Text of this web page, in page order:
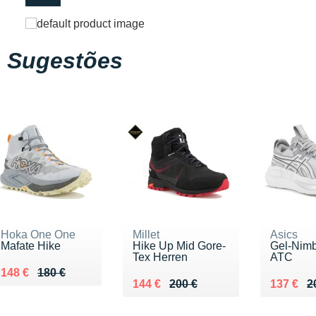
Sugestões
Hoka One One
Mafate Hike
180 €
Au lieu de 180 €
148 €
Vendu 148 €
Millet
Hike Up Mid Gore-
Tex Herren
200 €
Au lieu de 200 €
144 €
Vendu 144 €
Asics
Gel-
ATC
Au lieu
137 €
Vendu